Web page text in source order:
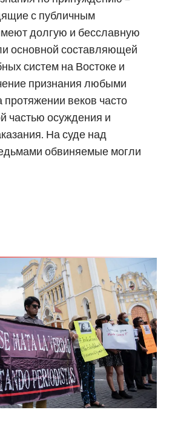
с публичным
долгую и бесславную
основной составляющей
систем на Востоке и
признания любыми
протяжении веков часто
частью осуждения и
На суде над
обвиняемые могли